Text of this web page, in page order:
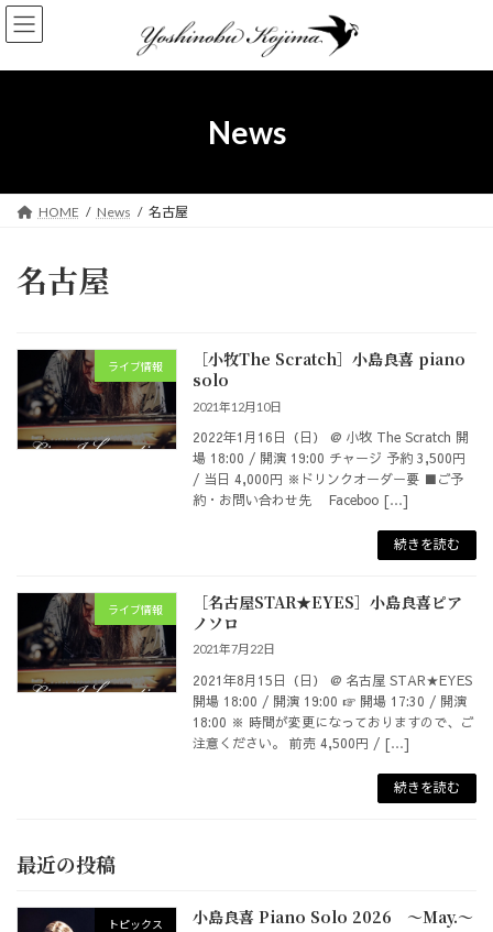
コ
ン
ン
ナ
ビ
ー
News
HOME News 名古屋
名古屋
ライブ情報
［小牧The Scratch］小島良喜 piano
solo
2021年12月10日
2022年1月16日（日） @ 小牧 The Scratch 開
場 18:00 / 開演 19:00 チャージ 予約 3,500円
/ 当日 4,000円 ※ドリンクオーダー要 ■ご予
約・お問い合わせ先 Faceboo […]
続きを読む
ライブ情報
［名古屋STAR★EYES］小島良喜ピア
ノソロ
2021年7月22日
2021年8月15日（日） @ 名古屋 STAR★EYES
開場 18:00 / 開演 19:00 ☞ 開場 17:30 / 開演
18:00 ※ 時間が変更になっておりますので、ご
注意ください。 前売 4,500円 / […]
続きを読む
最近の投稿
トピックス 小島良喜 Piano Solo 2026 ～May.～